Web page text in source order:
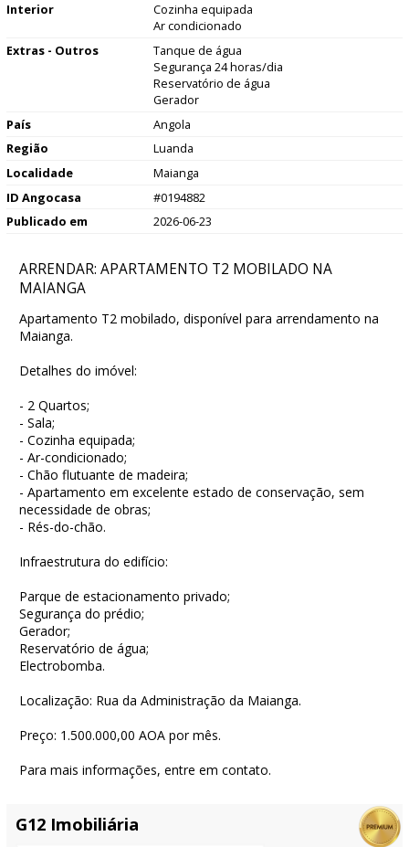
Interior
Cozinha equipada
Ar condicionado
Extras - Outros
Tanque de água
Segurança 24 horas/dia
Reservatório de água
Gerador
País
Angola
Região
Luanda
Localidade
Maianga
ID Angocasa
#0194882
Publicado em
2026-06-23
ARRENDAR: APARTAMENTO T2 MOBILADO NA
MAIANGA
Apartamento T2 mobilado, disponível para arrendamento na
Maianga.
Detalhes do imóvel:
- 2 Quartos;
- Sala;
- Cozinha equipada;
- Ar-condicionado;
- Chão flutuante de madeira;
- Apartamento em excelente estado de conservação, sem
necessidade de obras;
- Rés-do-chão.
Infraestrutura do edifício:
Parque de estacionamento privado;
Segurança do prédio;
Gerador;
Reservatório de água;
Electrobomba.
Localização: Rua da Administração da Maianga.
Preço: 1.500.000,00 AOA por mês.
Para mais informações, entre em contato.
G12 Imobiliária